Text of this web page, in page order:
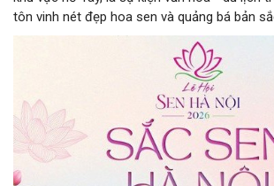
tôn vinh nét đẹp hoa sen và quảng bá bản
Hà Nội.